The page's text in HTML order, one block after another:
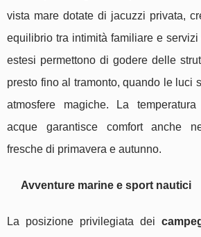
vista mare dotate di jacuzzi privata,
equilibrio tra intimità familiare e
estesi permettono di godere delle
presto fino al tramonto, quando le luci
atmosfere magiche. La
acque garantisce comfort anche
fresche di primavera e autunno.
Avventure marine e sport nautici
La posizione privilegiata dei